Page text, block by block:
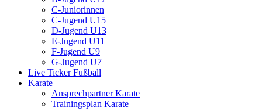
C-Juniorinnen
C-Jugend U15
D-Jugend U13
E-Jugend U11
F-Jugend U9
G-Jugend U7
Live Ticker Fußball
Karate
Ansprechpartner Karate
Trainingsplan Karate